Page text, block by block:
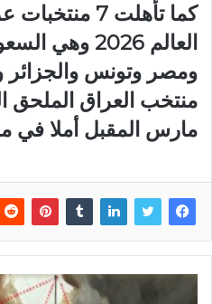
كما تأهلت 7
العالم 2026
ومصر وتونس والجزائر
منتخب العراق الملحق
مارس المقبل أملا في